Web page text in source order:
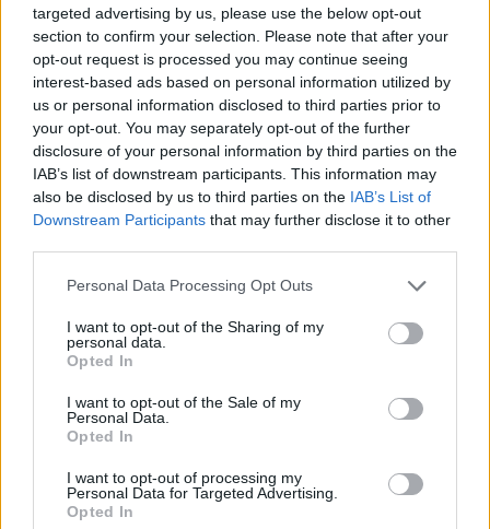
targeted advertising by us, please use the below opt-out
section to confirm your selection. Please note that after your
opt-out request is processed you may continue seeing
interest-based ads based on personal information utilized by
us or personal information disclosed to third parties prior to
your opt-out. You may separately opt-out of the further
disclosure of your personal information by third parties on the
IAB’s list of downstream participants. This information may
also be disclosed by us to third parties on the IAB’s List of
Downstream Participants that may further disclose it to other
Please note that this website/app uses one or more Google
not limited to your visit or usage behaviour. You may click to
grant or deny consent to Google and its third-party tags to
use your data for below specified purposes in below Google
consent section.
Personal Data Processing Opt Outs
I want to opt-out of the Sharing of my
personal data.
Opted In
I want to opt-out of the Sale of my
Personal Data.
Opted In
I want to opt-out of processing my
Personal Data for Targeted Advertising.
Opted In
NÃO CLASSIFICADO